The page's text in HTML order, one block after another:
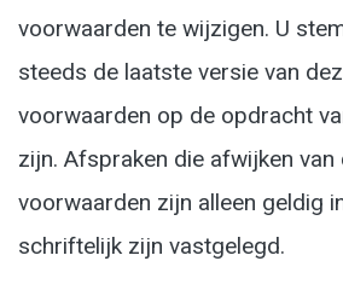
voorwaarden te wijzigen. U
steeds de laatste versie van
voorwaarden op de opdracht
zijn. Afspraken die afwijken van
voorwaarden zijn alleen geldig
schriftelijk zijn vastgelegd.